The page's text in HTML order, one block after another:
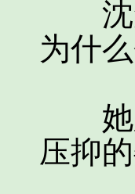
沈知
为什
她只
压抑